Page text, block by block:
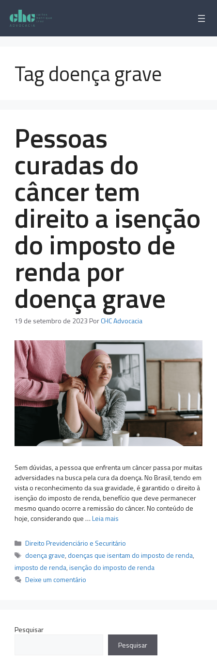
para
conteúdo
Tag doença grave
Pessoas
curadas do
câncer tem
direito a isenção
do imposto de
renda por
doença grave
19 de setembro de 2023 PorCHC Advocacia
Sem dúvidas, a pessoa que enfrenta um câncer passa por muitas
adversidades na busca pela cura da doença. No Brasil, tendo em
vista o reconhecimento da sua gravidade, é garantido o direito à
isenção do imposto de renda, benefício que deve permanecer
mesmo quando ocorre a remissão do câncer. No conteúdo de
hoje, considerando que …Leia mais
Categorias
Direito Previdenciário e Securitário
Tags
doença grave,doenças que isentam do imposto de renda,
imposto de renda,isenção do imposto de renda
Deixe um comentário
Pesquisar
Pesquisar